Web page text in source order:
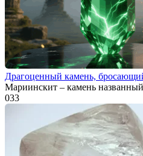
Драгоценный камень,
Мариинскит – камень
033